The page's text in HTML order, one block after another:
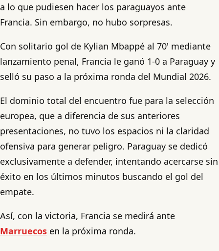
a lo que pudiesen hacer los paraguayos ante
Francia. Sin embargo, no hubo sorpresas.
Con solitario gol de Kylian Mbappé al 70' mediante
lanzamiento penal, Francia le ganó 1-0 a Paraguay y
selló su paso a la próxima ronda del Mundial 2026.
El dominio total del encuentro fue para la selección
europea, que a diferencia de sus anteriores
presentaciones, no tuvo los espacios ni la claridad
ofensiva para generar peligro. Paraguay se dedicó
exclusivamente a defender, intentando acercarse sin
éxito en los últimos minutos buscando el gol del
empate.
Así, con la victoria, Francia se medirá ante
Marruecos en la próxima ronda.